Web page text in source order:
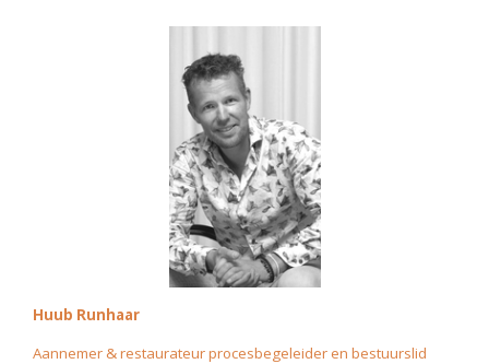
Huub Runhaar
Aannemer& restaurateur procesbegeleider en bestuurslid